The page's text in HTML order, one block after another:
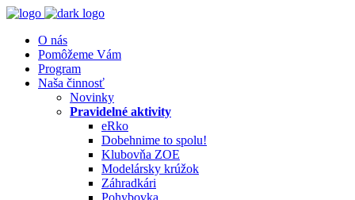
O nás
Pomôžeme Vám
Program
Naša činnosť
Novinky
Pravidelné aktivity
eRko
Dobehnime to spolu!
Klubovňa ZOE
Modelársky krúžok
Záhradkári
Pohybovka